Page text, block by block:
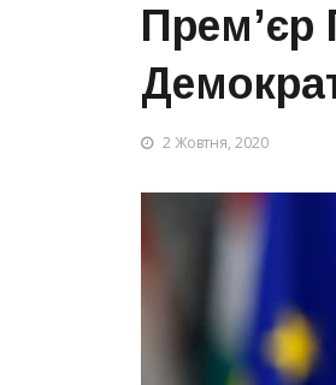
2 Жовтня, 2020